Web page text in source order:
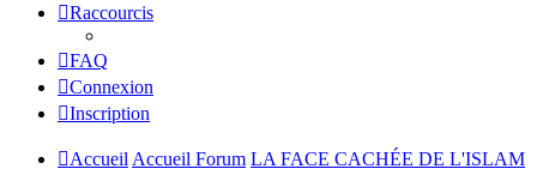
Raccourcis
FAQ
Connexion
Inscription
Accueil Accueil Forum LA FACE CACHÉE DE L'ISLAM